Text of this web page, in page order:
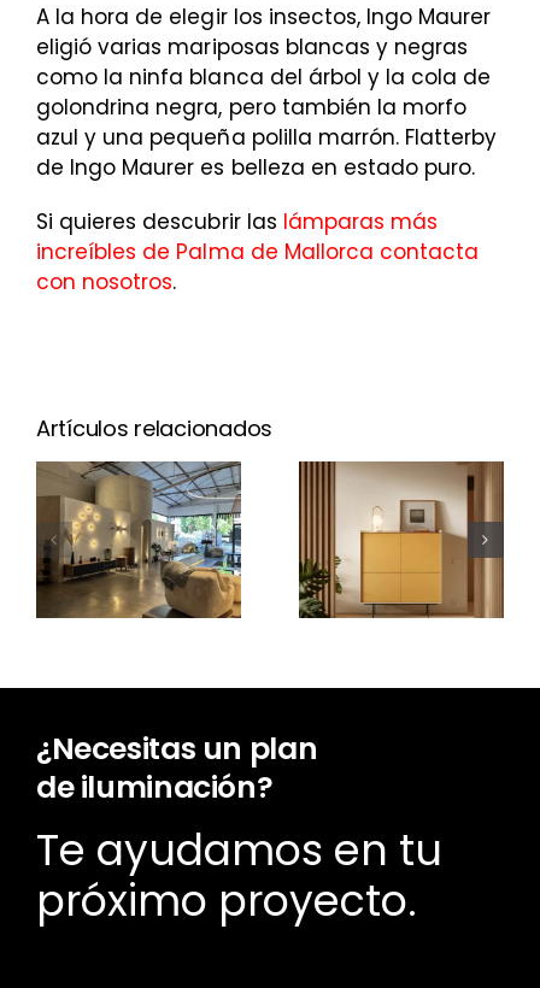
A la hora de elegir los insectos, Ingo Maurer
eligió varias mariposas blancas y negras
como la ninfa blanca del árbol y la cola de
golondrina negra, pero también la morfo
azul y una pequeña polilla marrón. Flatterby
de Ingo Maurer es belleza en estado puro.
Si quieres descubrir las lámparas más
increíbles de Palma de Mallorca contacta
con nosotros.
Artículos relacionados
¿Cuánto
cuesta un
proyecto
de
iluminación?
Nuevo Aura
Open
Frame
¿Necesitas un plan
de iluminación?
Te ayudamos en tu
próximo proyecto.